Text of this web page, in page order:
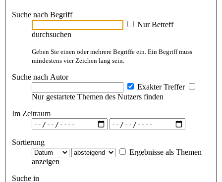
Suche nach Begriff
Nur Betreff
durchsuchen
Geben Sie einen oder mehrere Begriffe ein. Ein Begriff muss
mindestens vier Zeichen lang sein.
Suche nach Autor
Exakter Treffer
Nur gestartete Themen des Nutzers finden
Im Zeitraum
Sortierung
Ergebnisse als Themen
anzeigen
Suche in